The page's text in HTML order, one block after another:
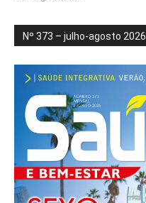
Nº 373 – julho-agosto 2026